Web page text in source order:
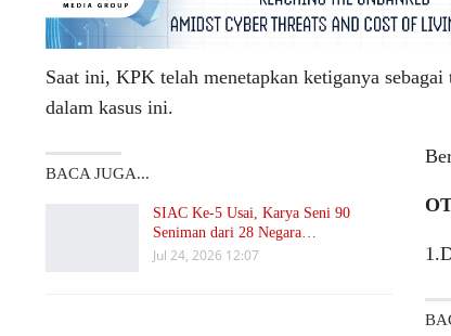
Saat ini, KPK telah menetapkan ketiganya
dalam kasus ini.
BACA JUGA...
SIAC Ke-5 Usai, Karya Seni 90
Seniman dari 28 Negara…
Jul 24, 2026 12:07